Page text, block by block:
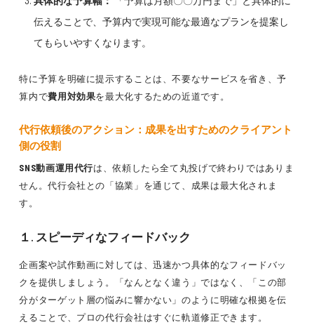
伝えることで、予算内で実現可能な最適なプランを提案し
てもらいやすくなります。
特に予算を明確に提示することは、不要なサービスを省き、予
算内で費用対効果を最大化するための近道です。
代行依頼後のアクション：成果を出すためのクライアント
側の役割
SNS動画運用代行は、依頼したら全て丸投げで終わりではありま
せん。代行会社との「協業」を通じて、成果は最大化されま
す。
１. スピーディなフィードバック
企画案や試作動画に対しては、迅速かつ具体的なフィードバッ
クを提供しましょう。「なんとなく違う」ではなく、「この部
分がターゲット層の悩みに響かない」のように明確な根拠を伝
えることで、プロの代行会社はすぐに軌道修正できます。